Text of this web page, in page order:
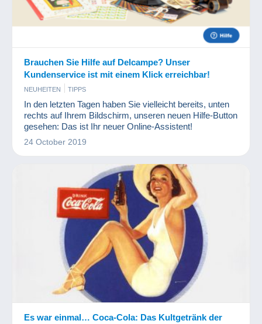
Brauchen Sie Hilfe auf Delcampe? Unser
Kundenservice ist mit einem Klick erreichbar!
NEUHEITEN TIPPS
In den letzten Tagen haben Sie vielleicht bereits, unten
rechts auf Ihrem Bildschirm, unseren neuen Hilfe-Button
gesehen: Das ist Ihr neuer Online-Assistent!
24 October 2019
Es war einmal… Coca-Cola: Das Kultgetränk der